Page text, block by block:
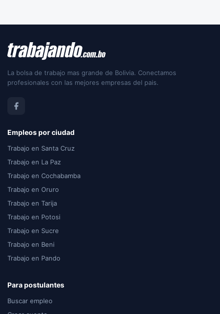
La bolsa de trabajo mas grande de Bolivia. Conectamos
profesionales con las mejores empresas del pais.
Empleos por ciudad
Trabajo en Santa Cruz
Trabajo en La Paz
Trabajo en Cochabamba
Trabajo en Oruro
Trabajo en Tarija
Trabajo en Potosi
Trabajo en Sucre
Trabajo en Beni
Trabajo en Pando
Para postulantes
Buscar empleo